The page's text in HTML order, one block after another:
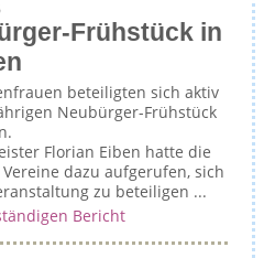
Frühstück in
beteiligten sich aktiv
Neubürger-Frühstück
Florian Eiben hatte die
dazu aufgerufen, sich
zu beteiligen ...
Bericht